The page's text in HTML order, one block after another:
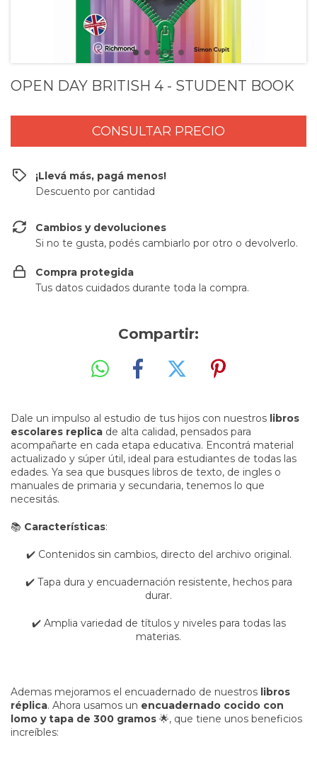
OPEN DAY BRITISH 4 - STUDENT BOOK
¡Llevá más, pagá menos!
Descuento por cantidad
Cambios y devoluciones
Si no te gusta, podés cambiarlo por otro o devolverlo.
Compra protegida
Tus datos cuidados durante toda la compra.
Compartir:
Dale un impulso al estudio de tus hijos con nuestros libros
escolares replica de alta calidad, pensados para
acompañarte en cada etapa educativa. Encontrá material
actualizado y súper útil, ideal para estudiantes de todas las
edades. Ya sea que busques libros de texto, de ingles o
manuales de primaria y secundaria, tenemos lo que
necesitás.
📚 Características:
✔️ Contenidos sin cambios, directo del archivo original.
✔️ Tapa dura y encuadernación resistente, hechos para
durar.
✔️ Amplia variedad de títulos y niveles para todas las
materias.
Ademas mejoramos el encuadernado de nuestros libros
réplica. Ahora usamos un encuadernado cocido con
lomo y tapa de 300 gramos 🌟, que tiene unos beneficios
increíbles: